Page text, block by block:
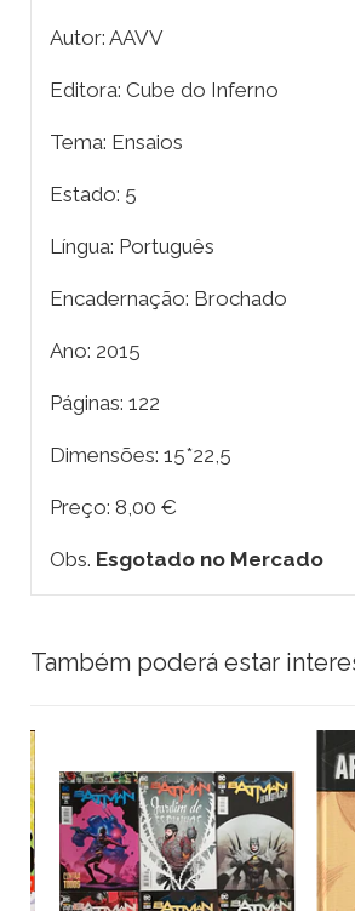
Autor: AAVV
Editora: Cube do Inferno
Tema: Ensaios
Estado: 5
Língua: Português
Encadernação: Brochado
Ano: 2015
Páginas: 122
Dimensões: 15*22,5
Preço: 8,00 €
Obs. Esgotado no Mercado
Também poderá estar